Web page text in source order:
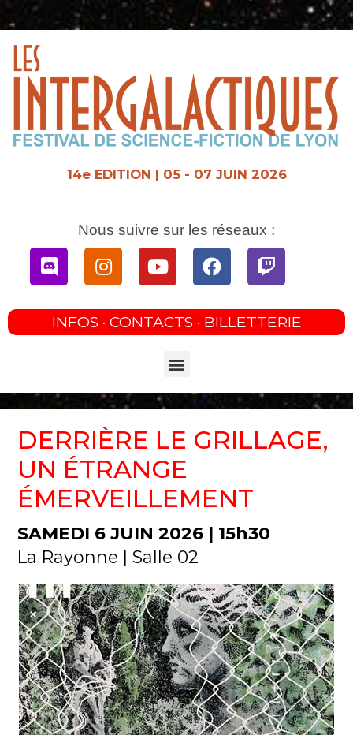
au
14e EDITION | 05 - 07 JUIN 2026
Nous suivre sur les réseaux :
DiscordInstagramYoutubeFacebookTwitch
INFOS · CONTACTS · BILLETTERIE
Menu
DERRIÈRE LE GRILLAGE,
UN ÉTRANGE
ÉMERVEILLEMENT
SAMEDI 6 JUIN 2026 | 15h30
La Rayonne | Salle 02